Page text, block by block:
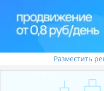
Разместить